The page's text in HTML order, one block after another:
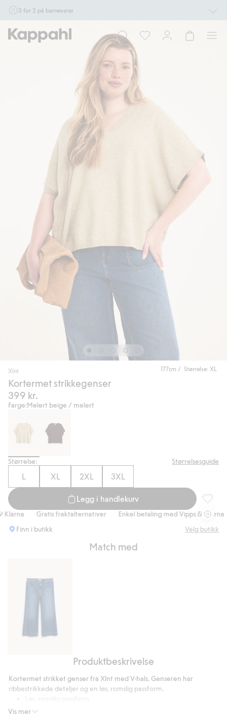
3 for 2 på barnevarer
17/8 i butikk & online for deg som er eller blir medlem. Kan ikke kombineres med
andre tilbud eller rabatter.
Handle nå
177cm / Størrelse: XL
Xlnt
Kortermet strikkegenser
399 kr.
Farge:Melert beige / melert
Størrelse: Størrelsesguide
L XL 2XL 3XL
Legg i handlekurv
Gratis fraktalternativer Enkel betaling med Vipps & Klarna
Finn i butikk
Velg butikk
Match med
high
Produktbeskrivelse
Vis mer
Kortermet strikket genser fra Xlnt med V-hals. Genseren har
ribbestrikkede detaljer og en løs, romslig passform.
Korte ermer